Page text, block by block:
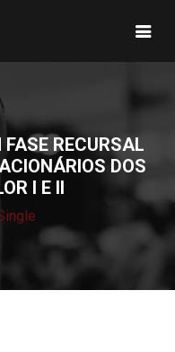
RECURSAL
DOS
I E II